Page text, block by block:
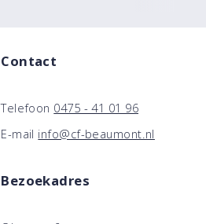
Contact
Telefoon 0475 - 41 01 96
E-mail info@cf-beaumont.nl
Bezoekadres